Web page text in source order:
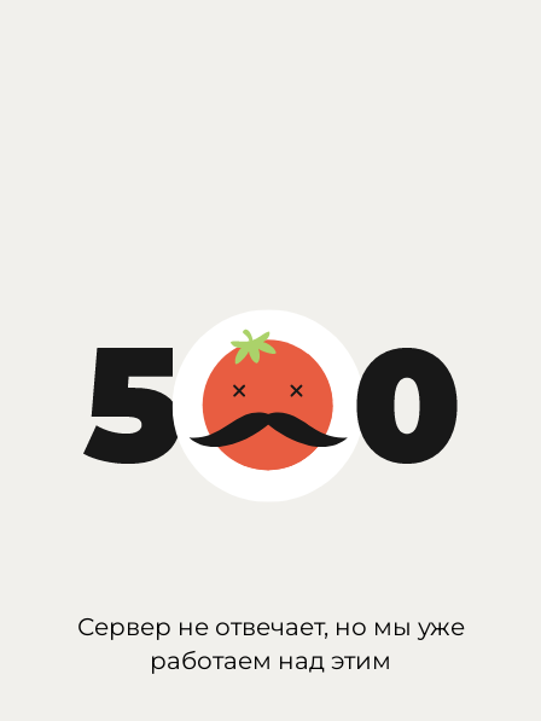
Сервер не отвечает, но мы уже
работаем над этим